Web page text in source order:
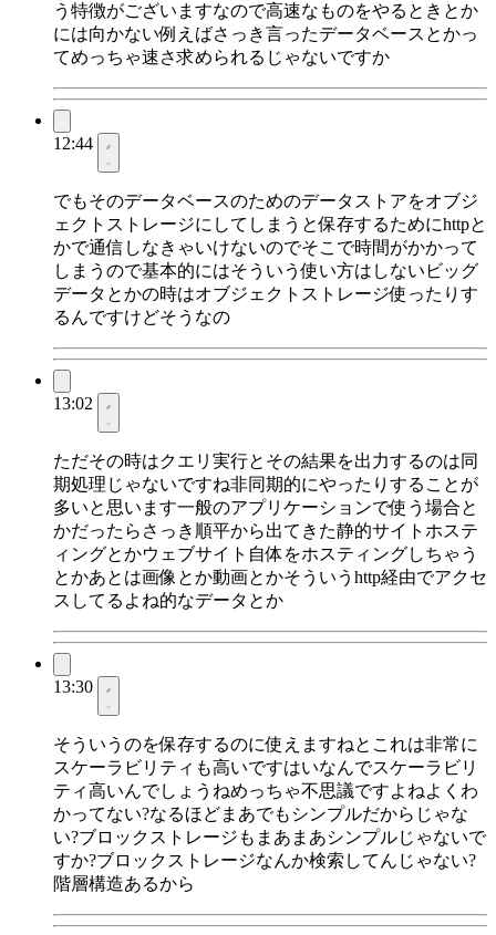
う特徴がございますなので高速なものをやるときとか
には向かない例えばさっき言ったデータベースとかっ
てめっちゃ速さ求められるじゃないですか
12:44
でもそのデータベースのためのデータストアをオブジ
ェクトストレージにしてしまうと保存するためにhttpと
かで通信しなきゃいけないのでそこで時間がかかって
しまうので基本的にはそういう使い方はしないビッグ
データとかの時はオブジェクトストレージ使ったりす
るんですけどそうなの
13:02
ただその時はクエリ実行とその結果を出力するのは同
期処理じゃないですね非同期的にやったりすることが
多いと思います一般のアプリケーションで使う場合と
かだったらさっき順平から出てきた静的サイトホステ
ィングとかウェブサイト自体をホスティングしちゃう
とかあとは画像とか動画とかそういうhttp経由でアクセ
スしてるよね的なデータとか
13:30
そういうのを保存するのに使えますねとこれは非常に
スケーラビリティも高いですはいなんでスケーラビリ
ティ高いんでしょうねめっちゃ不思議ですよねよくわ
かってない?なるほどまあでもシンプルだからじゃな
い?ブロックストレージもまあまあシンプルじゃないで
すか?ブロックストレージなんか検索してんじゃない?
階層構造あるから